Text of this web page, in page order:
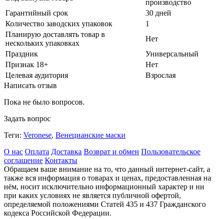
производство
Гарантийный срок
30 дней
Количество заводских упаковок
1
Планирую доставлять товар в
нескольких упаковках
Нет
Праздник
Универсальный
Признак 18+
Нет
Целевая аудитория
Взрослая
Написать отзыв
Пока не было вопросов.
Задать вопрос
Теги: Veronese, Венецианские маски
О нас Оплата Доставка Возврат и обмен Пользовательское
соглашение Контакты
Обращаем ваше внимание на то, что данный интернет-сайт, а
также вся информация о товарах и ценах, предоставленная на
нём, носит исключительно информационный характер и ни
при каких условиях не является публичной офертой,
определяемой положениями Статей 435 и 437 Гражданского
кодекса Российской Федерации.